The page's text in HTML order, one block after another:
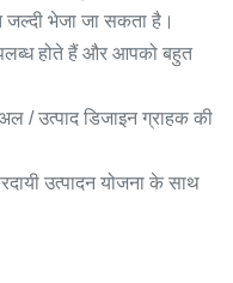
भेजा जा सकता है।
होते हैं और आपको बहुत
/ उत्पाद डिजाइन ग्राहक की
उत्पादन योजना के साथ